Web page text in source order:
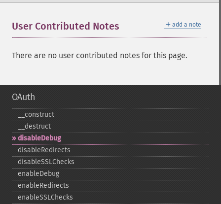
＋ add a note
User Contributed Notes
There are no user contributed notes for this page.
OAuth
_​_​construct
_​_​destruct
disableDebug
disableRedirects
disableSSLChecks
enableDebug
enableRedirects
enableSSLChecks